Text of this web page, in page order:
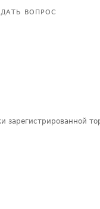
ВОПРОС
зарегистрированной